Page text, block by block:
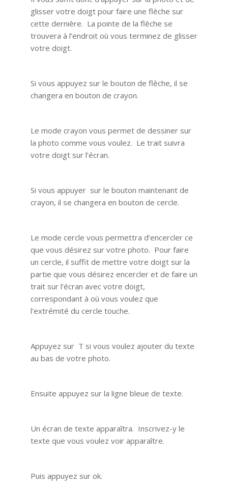
glisser votre doigt pour faire une flèche sur
cette dernière. La pointe de la flèche se
trouvera à l’endroit où vous terminez de glisser
votre doigt.
Si vous appuyez sur le bouton de flèche, il se
changera en bouton de crayon.
Le mode crayon vous permet de dessiner sur
la photo comme vous voulez. Le trait suivra
votre doigt sur l’écran.
Si vous appuyer sur le bouton maintenant de
crayon, il se changera en bouton de cercle.
Le mode cercle vous permettra d’encercler ce
que vous désirez sur votre photo. Pour faire
un cercle, il suffit de mettre votre doigt sur la
partie que vous désirez encercler et de faire un
trait sur l’écran avec votre doigt,
correspondant à où vous voulez que
l’extrémité du cercle touche.
Appuyez sur T si vous voulez ajouter du texte
au bas de votre photo.
Ensuite appuyez sur la ligne bleue de texte.
Un écran de texte apparaîtra. Inscrivez-y le
texte que vous voulez voir apparaître.
Puis appuyez sur ok.